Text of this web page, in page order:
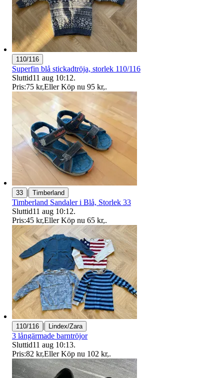
110/116
Superfin blå stickadtröja, storlek 110/116
Sluttid11 aug 10:12.
Pris:75 kr,Eller Köp nu 95 kr,.
33 | Timberland
Timberland Sandaler i Blå, Storlek 33
Sluttid11 aug 10:12.
Pris:45 kr,Eller Köp nu 65 kr,.
110/116 | Lindex/Zara
3 långärmade barntröjor
Sluttid11 aug 10:13.
Pris:82 kr,Eller Köp nu 102 kr,.